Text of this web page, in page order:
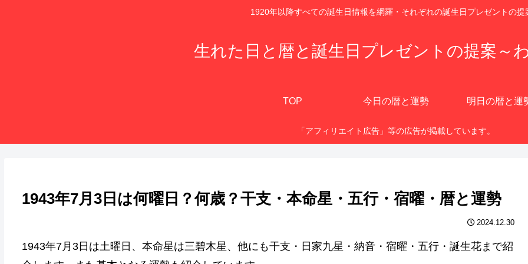
1920年以降すべての誕生日情報を網羅・それぞれの誕生日プレゼントの提
生れた日と暦と誕生日プレゼントの提案～
TOP 今日の暦と運勢 明日の暦と運
「アフィリエイト広告」等の広告が掲載しています。
1943年7月3日は何曜日？何歳？干支・本命星・五行・宿曜・暦と運勢
2024.12.30
1943年7月3日は土曜日、本命星は三碧木星、他にも干支・日家九星・納音・宿曜・五行・誕生花まで紹